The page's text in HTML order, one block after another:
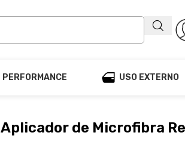
PERFORMANCE USO EXTERNO
Aplicador de Microfibra